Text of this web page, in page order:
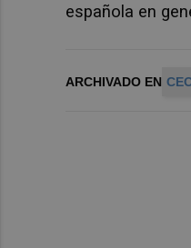
española en
ARCHIVADO EN